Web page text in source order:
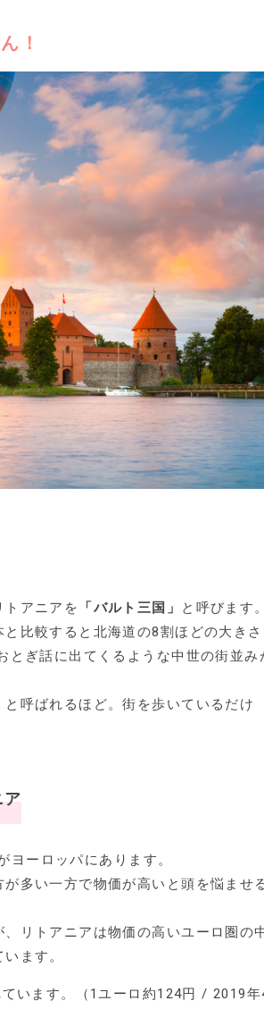
！
アニアを 「バルト三国」
と呼びます
比較すると北海道の8割ほどの大き
とぎ話に出てくるような中世の街並み
呼ばれるほど。街を歩いているだけ
ア
ヨーロッパにあります。
多い一方で物価が高いと頭を悩ませ
リトアニアは物価の高いユーロ圏の
ます。
います。（1ユーロ約124円 / 2019